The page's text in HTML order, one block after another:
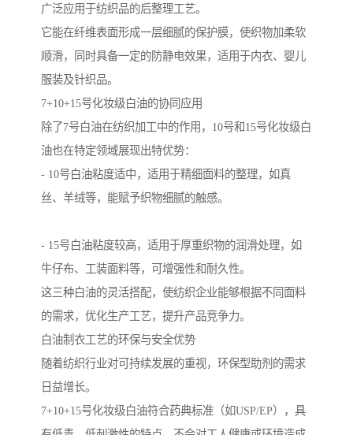
广泛应用于纺织品的后整理工艺。
它能在纤维表面形成一层细腻的保护膜，使织物加柔软
顺滑，同时具备一定的防静电效果，适用于内衣、婴儿
服装及针织品。
7+10+15号化妆级白油的协同应用
除了7号白油在纺织加工中的作用，10号和15号化妆级白
油也在特定领域展现出特优势：
- 10号白油粘度适中，适用于精细面料的整理，如真
丝、羊绒等，能赋予织物细腻的触感。
- 15号白油粘度较高，适用于厚重织物的润滑处理，如
牛仔布、工装面料等，可增强性和耐久性。
这三种白油的灵活搭配，使纺织企业能够根据不同面料
的需求，优化生产工艺，提升产品竞争力。
白油制衣工艺的环保与安全优势
随着纺织行业对可持续发展的重视，环保型助剂的需求
日益增长。
7+10+15号化妆级白油符合药典标准（如USP/EP），具